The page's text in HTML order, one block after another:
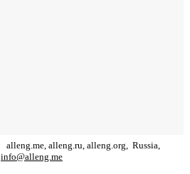
alleng.me, alleng.ru, alleng.org, Russia,
info@alleng.me